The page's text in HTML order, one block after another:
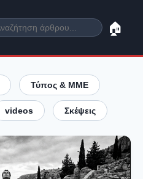
🏠
Τύπος & ΜΜΕ
videos Σκέψεις